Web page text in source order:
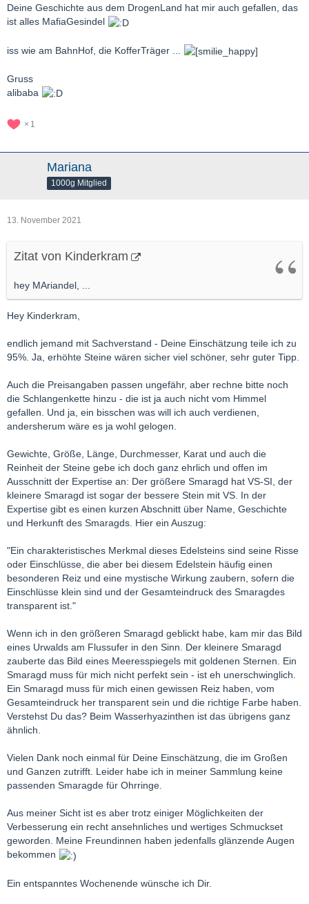
Deine Geschichte aus dem DrogenLand hat mir auch gefallen, das
ist alles MafiaGesindel
iss wie am BahnHof, die KofferTräger ...
Gruss
alibaba
1
Mariana
1000g Mitglied
13. November 2021
Zitat von Kinderkram
hey MAriandel, ...
Hey Kinderkram,
endlich jemand mit Sachverstand - Deine Einschätzung teile ich zu
95%. Ja, erhöhte Steine wären sicher viel schöner, sehr guter Tipp.
Auch die Preisangaben passen ungefähr, aber rechne bitte noch
die Schlangenkette hinzu - die ist ja auch nicht vom Himmel
gefallen. Und ja, ein bisschen was will ich auch verdienen,
andersherum wäre es ja wohl gelogen.
Gewichte, Größe, Länge, Durchmesser, Karat und auch die
Reinheit der Steine gebe ich doch ganz ehrlich und offen im
Ausschnitt der Expertise an: Der größere Smaragd hat VS-SI, der
kleinere Smaragd ist sogar der bessere Stein mit VS. In der
Expertise gibt es einen kurzen Abschnitt über Name, Geschichte
und Herkunft des Smaragds. Hier ein Auszug:
"Ein charakteristisches Merkmal dieses Edelsteins sind seine Risse
oder Einschlüsse, die aber bei diesem Edelstein häufig einen
besonderen Reiz und eine mystische Wirkung zaubern, sofern die
Einschlüsse klein sind und der Gesamteindruck des Smaragdes
transparent ist."
Wenn ich in den größeren Smaragd geblickt habe, kam mir das Bild
eines Urwalds am Flussufer in den Sinn. Der kleinere Smaragd
zauberte das Bild eines Meeresspiegels mit goldenen Sternen. Ein
Smaragd muss für mich nicht perfekt sein - ist eh unerschwinglich.
Ein Smaragd muss für mich einen gewissen Reiz haben, vom
Gesamteindruck her transparent sein und die richtige Farbe haben.
Verstehst Du das? Beim Wasserhyazinthen ist das übrigens ganz
ähnlich.
Vielen Dank noch einmal für Deine Einschätzung, die im Großen
und Ganzen zutrifft. Leider habe ich in meiner Sammlung keine
passenden Smaragde für Ohrringe.
Aus meiner Sicht ist es aber trotz einiger Möglichkeiten der
Verbesserung ein recht ansehnliches und wertiges Schmuckset
geworden. Meine Freundinnen haben jedenfalls glänzende Augen
bekommen
Ein entspanntes Wochenende wünsche ich Dir.